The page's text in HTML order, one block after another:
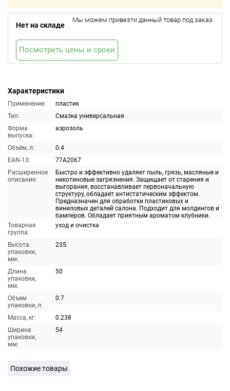
Характеристики
Применение:
пластик
Тип:
Смазка универсальная
Форма
выпуска:
аэрозоль
Объём, л:
0.4
EAN-13:
77A2067
Расширенное
описание:
Быстро и эффективно удаляет пыль, грязь, масляные и
никотиновые загрязнения. Защищает от старения и
выгорания, восстанавливает первоначальную
структуру, обладает антистатическим эффектом.
Предназначен для обработки пластиковых и
виниловых деталей салона. Подходит для молдингов и
бамперов. Обладает приятным ароматом клубники.
Товарная
группа:
уход и очистка
Высота
упаковки,
мм:
235
Длина
упаковки,
мм:
50
Объем
упаковки, л:
0.7
Масса, кг:
0.238
Ширина
упаковки,
мм:
54
Нет на складе
Мы можем привезти данный товар под заказ.
Посмотреть цены и сроки
Похожие товары